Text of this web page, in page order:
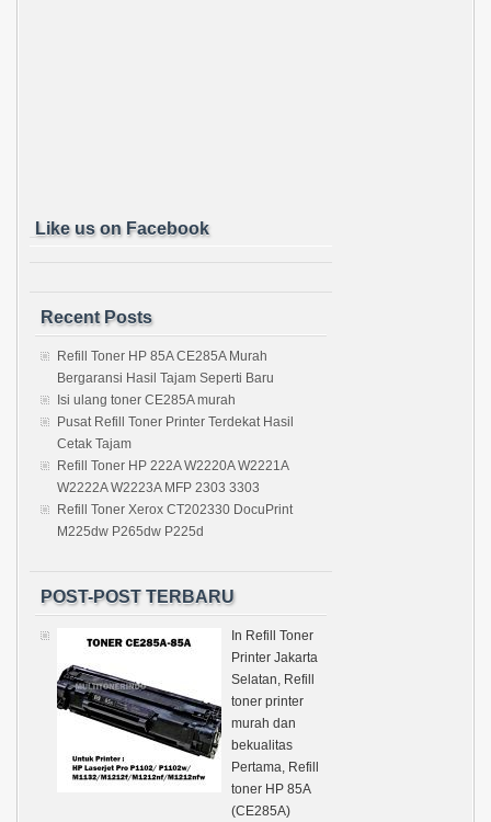
Like us on Facebook
Recent Posts
Refill Toner HP 85A CE285A Murah
Bergaransi Hasil Tajam Seperti Baru
Isi ulang toner CE285A murah
Pusat Refill Toner Printer Terdekat Hasil
Cetak Tajam
Refill Toner HP 222A W2220A W2221A
W2222A W2223A MFP 2303 3303
Refill Toner Xerox CT202330 DocuPrint
M225dw P265dw P225d
POST-POST TERBARU
In Refill Toner
Printer Jakarta
Selatan, Refill
toner printer
murah dan
bekualitas
Pertama, Refill
toner HP 85A
(CE285A)